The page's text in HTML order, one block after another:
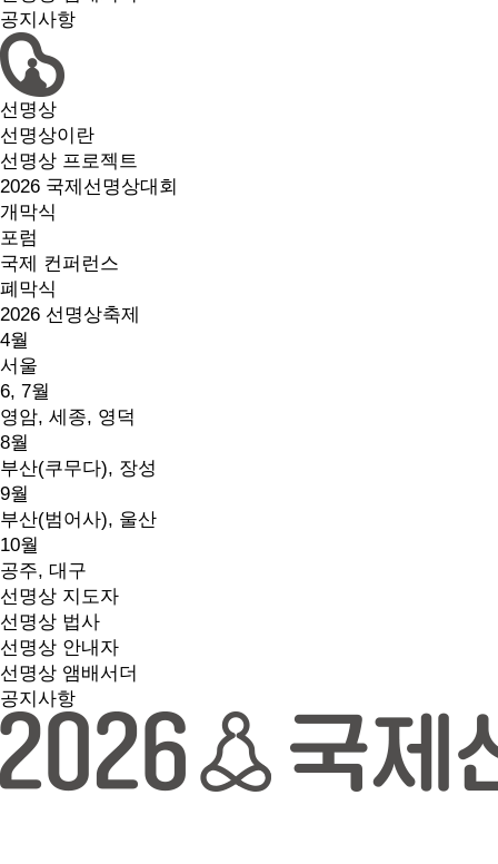
공지사항
선명상
선명상이란
선명상 프로젝트
2026 국제선명상대회
개막식
포럼
국제 컨퍼런스
폐막식
2026 선명상축제
4월
서울
6, 7월
영암, 세종, 영덕
8월
부산(쿠무다), 장성
9월
부산(범어사), 울산
10월
공주, 대구
선명상 지도자
선명상 법사
선명상 안내자
선명상 앰배서더
공지사항